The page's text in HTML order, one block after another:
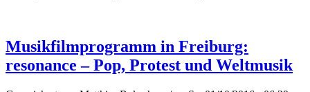
Musikfilmprogramm in Freiburg:
resonance – Pop, Protest und Weltmusik